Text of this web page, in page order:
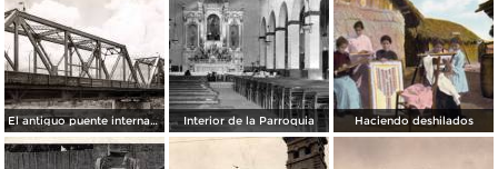
El antiguo puente internacional Interior de la Parroquia Haciendo deshilados